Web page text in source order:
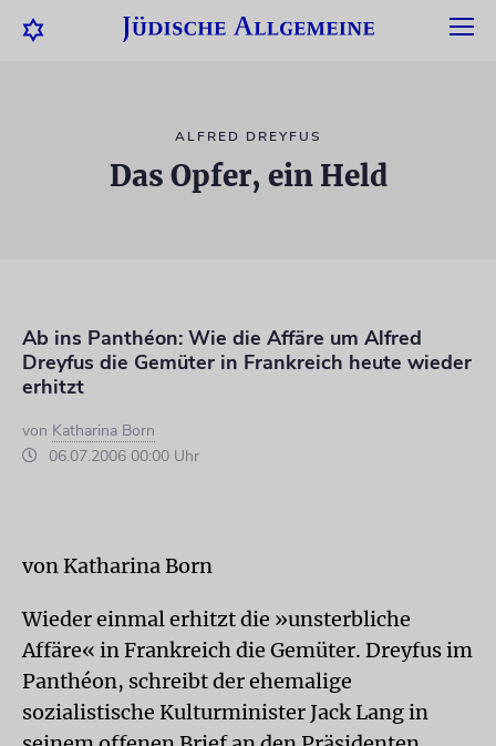
ALFRED DREYFUS
Das Opfer, ein Held
Ab ins Panthéon: Wie die Affäre um Alfred
Dreyfus die Gemüter in Frankreich heute wieder
erhitzt
von Katharina Born
06.07.2006 00:00 Uhr
von Katharina Born
Wieder einmal erhitzt die »unsterbliche
Affäre« in Frankreich die Gemüter. Dreyfus im
Panthéon, schreibt der ehemalige
sozialistische Kulturminister Jack Lang in